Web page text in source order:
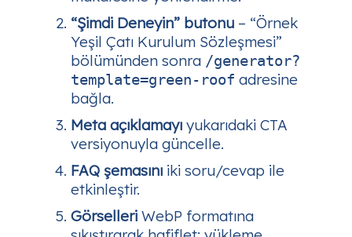
“Şimdi Deneyin” butonu – “Örnek
Yeşil Çatı Kurulum Sözleşmesi”
bölümünden sonra /generator?
template=green-roof adresine
bağla.
Meta açıklamayı yukarıdaki CTA
versiyonuyla güncelle.
FAQ şemasını iki soru/cevap ile
etkinleştir.
Görselleri WebP formatına